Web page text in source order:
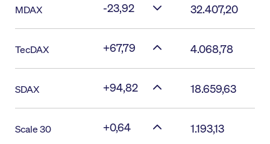
MDAX -23,92 32.407,20
TecDAX +67,79 4.068,78
SDAX +94,82 18.659,63
Scale 30 +0,64 1.193,13